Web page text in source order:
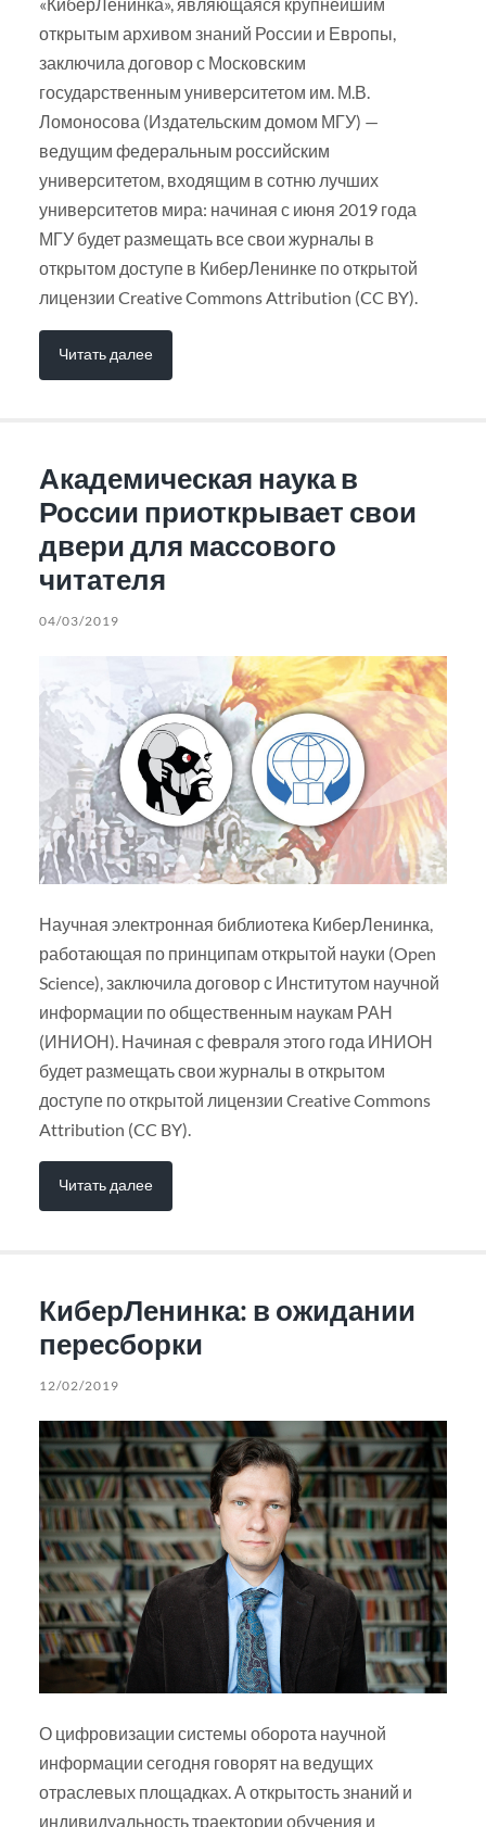
«КиберЛенинка», являющаяся крупнейшим
открытым архивом знаний России и Европы,
заключила договор с Московским
государственным университетом им. М.В.
Ломоносова (Издательским домом МГУ) —
ведущим федеральным российским
университетом, входящим в сотню лучших
университетов мира: начиная с июня 2019 года
МГУ будет размещать все свои журналы в
открытом доступе в КиберЛенинке по открытой
лицензии Creative Commons Attribution (CC BY).
Читать далее
Академическая наука в
России приоткрывает свои
двери для массового
читателя
04/03/2019
Научная электронная библиотека КиберЛенинка,
работающая по принципам открытой науки (Open
Science), заключила договор с Институтом научной
информации по общественным наукам РАН
(ИНИОН). Начиная с февраля этого года ИНИОН
будет размещать свои журналы в открытом
доступе по открытой лицензии Creative Commons
Attribution (CC BY).
Читать далее
КиберЛенинка: в ожидании
пересборки
12/02/2019
О цифровизации системы оборота научной
информации сегодня говорят на ведущих
отраслевых площадках. А открытость знаний и
индивидуальность траектории обучения и